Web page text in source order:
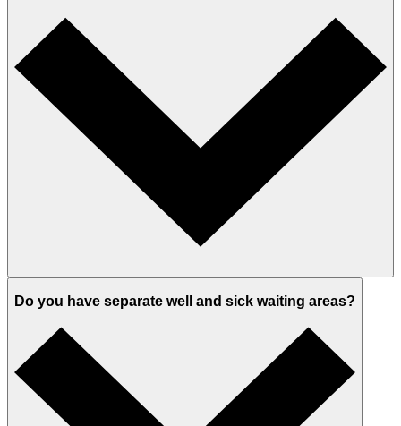
Do you have separate well and sick waiting areas?